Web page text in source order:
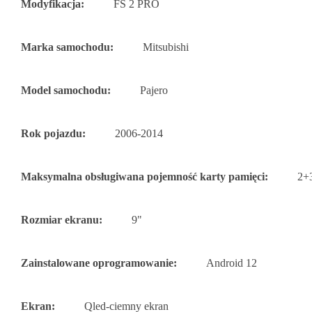
Modyfikacja: FS 2 PRO
Marka samochodu: Mitsubishi
Model samochodu: Pajero
Rok pojazdu: 2006-2014
Maksymalna obsługiwana pojemność karty pamięci:
Rozmiar ekranu: 9"
Zainstalowane oprogramowanie: Android 12
Ekran: Qled-ciemny ekran